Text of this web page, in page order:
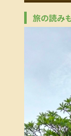
旅の読み